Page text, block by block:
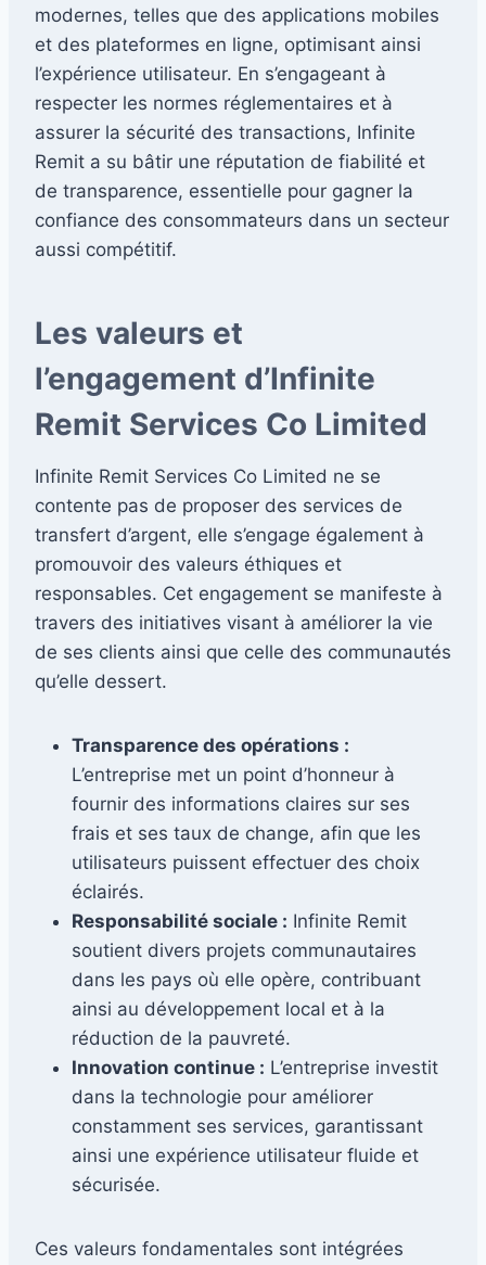
modernes, telles que des applications mobiles
et des plateformes en ligne, optimisant ainsi
l’expérience utilisateur. En s’engageant à
respecter les normes réglementaires et à
assurer la sécurité des transactions, Infinite
Remit a su bâtir une réputation de fiabilité et
de transparence, essentielle pour gagner la
confiance des consommateurs dans un secteur
aussi compétitif.
Les valeurs et
l’engagement d’Infinite
Remit Services Co Limited
Infinite Remit Services Co Limited ne se
contente pas de proposer des services de
transfert d’argent, elle s’engage également à
promouvoir des valeurs éthiques et
responsables. Cet engagement se manifeste à
travers des initiatives visant à améliorer la vie
de ses clients ainsi que celle des communautés
qu’elle dessert.
Transparence des opérations :
L’entreprise met un point d’honneur à
fournir des informations claires sur ses
frais et ses taux de change, afin que les
utilisateurs puissent effectuer des choix
éclairés.
Responsabilité sociale : Infinite Remit
soutient divers projets communautaires
dans les pays où elle opère, contribuant
ainsi au développement local et à la
réduction de la pauvreté.
Innovation continue : L’entreprise investit
dans la technologie pour améliorer
constamment ses services, garantissant
ainsi une expérience utilisateur fluide et
sécurisée.
Ces valeurs fondamentales sont intégrées